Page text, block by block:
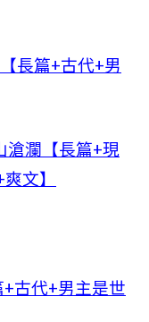
長篇+古代+男
滄瀾【長篇+現
文】
+古代+男主是世